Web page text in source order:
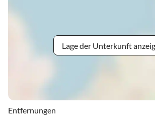
Lage der Unterkunft
Entfernungen